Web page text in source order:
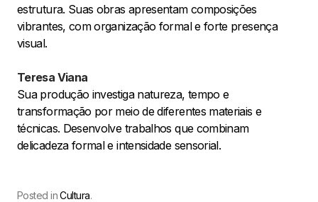
estrutura. Suas obras apresentam composições
vibrantes, com organização formal e forte presença
visual.
Teresa Viana
Sua produção investiga natureza, tempo e
transformação por meio de diferentes materiais e
técnicas. Desenvolve trabalhos que combinam
delicadeza formal e intensidade sensorial.
Posted inCultura.